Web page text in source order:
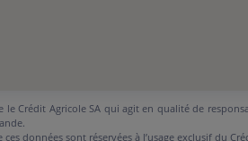
le Crédit Agricole SA qui agit en qualité de
données sont réservées à l’usage exclusif du